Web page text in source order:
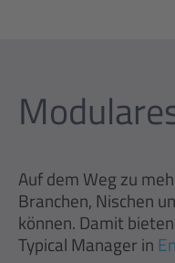
Auf dem Weg zu
Branchen, Nischen
können. Damit
Typical Manager in